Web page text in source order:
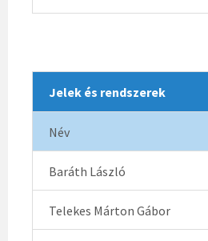
Jelek és rendszerek
Név
Baráth László
Telekes Márton Gábor